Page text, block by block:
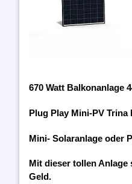
670 Watt Balkonanlage
Plug Play Mini-PV Trina
Mini- Solaranlage oder
Mit dieser tollen Anlage
Geld.